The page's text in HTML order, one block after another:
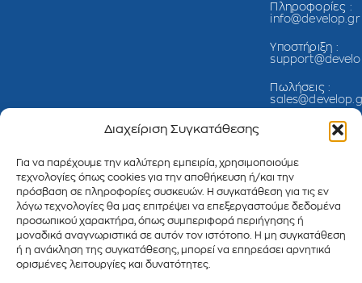
Διαχείριση Συγκατάθεσης
Για να παρέχουμε την καλύτερη εμπειρία, χρησιμοποιούμε
τεχνολογίες όπως cookies για την αποθήκευση ή/και την
πρόσβαση σε πληροφορίες συσκευών. Η συγκατάθεση για τις εν
λόγω τεχνολογίες θα μας επιτρέψει να επεξεργαστούμε δεδομένα
προσωπικού χαρακτήρα, όπως συμπεριφορά περιήγησης ή
μοναδικά αναγνωριστικά σε αυτόν τον ιστότοπο. Η μη συγκατάθεση
ή η ανάκληση της συγκατάθεσης, μπορεί να επηρεάσει αρνητικά
ορισμένες λειτουργίες και δυνατότητες.
Πληροφορίες :
info@develop.gr
Υποστήριξη :
Πωλήσεις :
Λογιστήριο :